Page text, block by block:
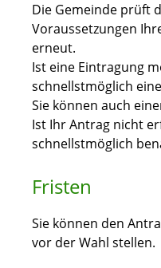
Die Gemeinde prüft
Voraussetzungen
erneut.
Ist eine Eintragung
schnellstmöglich
Sie können auch
Ist Ihr Antrag nicht
schnellstmöglich
Fristen
Sie können den
vor der Wahl stellen.